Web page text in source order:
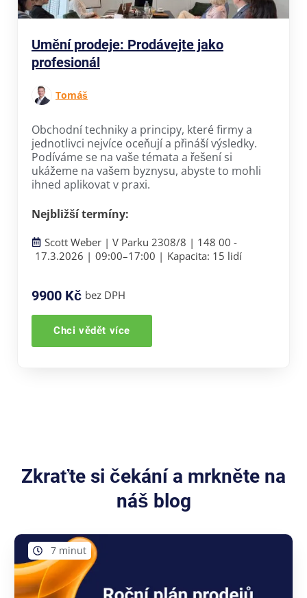
Umění prodeje: Prodávejte jako
profesionál
Tomáš
Obchodní techniky a principy, které firmy a
jednotlivci nejvíce oceňují a přináší výsledky.
Podíváme se na vaše témata a řešení si
ukážeme na vašem byznysu, abyste to mohli
ihned aplikovat v praxi.
Nejbližší termíny:
Scott Weber | V Parku 2308/8 | 148 00 -
17.3.2026 | 09:00–17:00 | Kapacita: 15 lidí
9900 Kč bez DPH
Chci vědět více
Zkraťte si čekání a mrkněte na
náš blog
7 minut